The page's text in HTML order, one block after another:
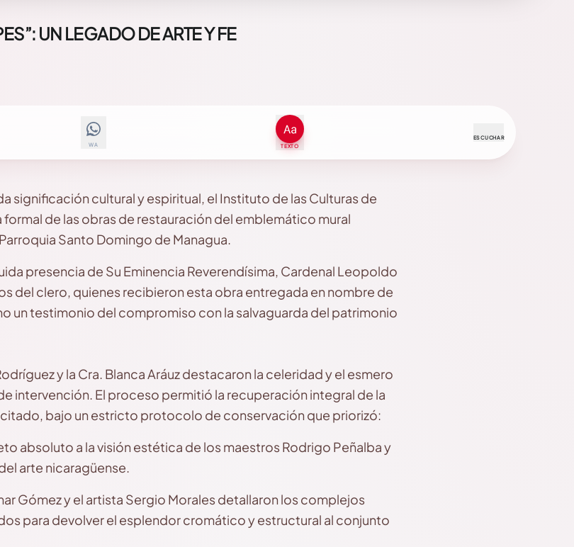
UN LEGADO DE ARTE Y FE
WA TEXTO
ESCUCHAR
significación cultural y espiritual, el Instituto de las Culturas de
de las obras de restauración del emblemático mural
Santo Domingo de Managua.
presencia de Su Eminencia Reverendísima, Cardenal Leopoldo
del clero, quienes recibieron esta obra entregada en nombre de
un testimonio del compromiso con la salvaguarda del patrimonio
y la Cra. Blanca Aráuz destacaron la celeridad y el esmero
intervención. El proceso permitió la recuperación integral de la
bajo un estricto protocolo de conservación que priorizó:
absoluto a la visión estética de los maestros Rodrigo Peñalba y
arte nicaragüense.
Gómez y el artista Sergio Morales detallaron los complejos
para devolver el esplendor cromático y estructural al conjunto